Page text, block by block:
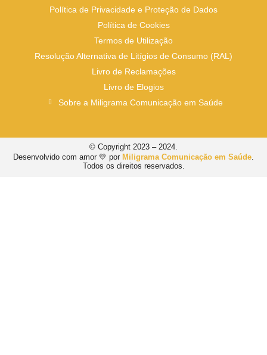
Política de Privacidade e Proteção de Dados
Política de Cookies
Termos de Utilização
Resolução Alternativa de Litígios de Consumo (RAL)
Livro de Reclamações
Livro de Elogios
Sobre a Miligrama Comunicação em Saúde
© Copyright 2023 – 2024.
Desenvolvido com amor 💛 por Miligrama Comunicação em Saúde.
Todos os direitos reservados.